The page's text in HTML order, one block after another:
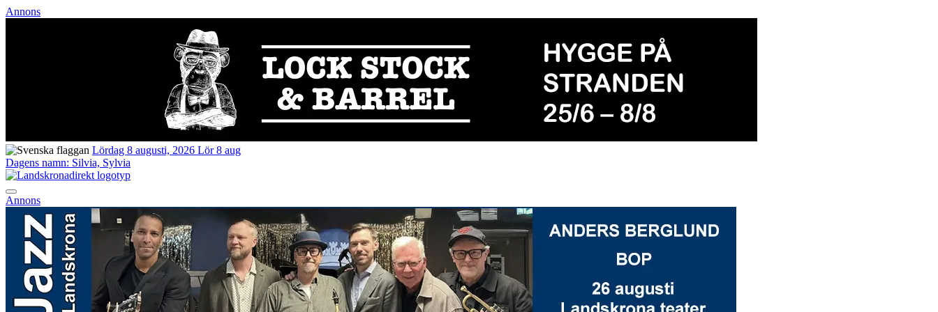
Annons
Lördag 8 augusti, 2026 Lör 8 aug
Dagens namn: Silvia, Sylvia
Annons